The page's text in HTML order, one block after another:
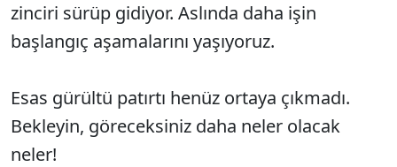
zinciri sürüp gidiyor. Aslında daha işin
başlangıç aşamalarını yaşıyoruz.
Esas gürültü patırtı henüz ortaya çıkmadı.
Bekleyin, göreceksiniz daha neler olacak
neler!